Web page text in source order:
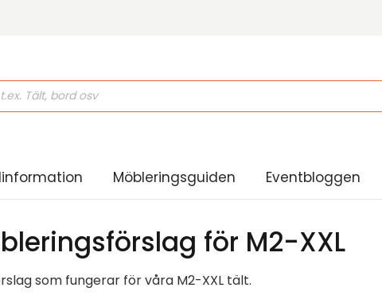
Möbleringsguiden Eventbloggen
för M2-XXL
som fungerar för våra M2-XXL tält.